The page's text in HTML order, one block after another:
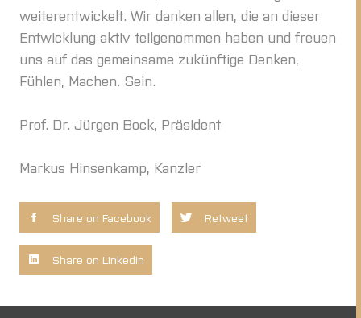
weiterentwickelt. Wir danken allen, die an dieser
Entwicklung aktiv teilgenommen haben und freuen
uns auf das gemeinsame zukünftige Denken,
Fühlen, Machen. Sein.
Prof. Dr. Jürgen Bock, Präsident
Markus Hinsenkamp, Kanzler
Share on Facebook Retweet
Share on LinkedIn